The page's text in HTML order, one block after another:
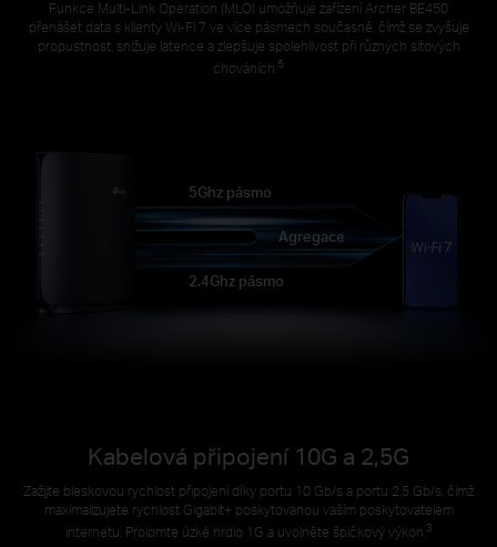
Funkce Multi-Link Operation (MLO) umožňuje zařízení Archer BE450
přenášet data s klienty Wi-Fi 7 ve více pásmech současně, čímž se zvyšuje
propustnost, snižuje latence a zlepšuje spolehlivost při různých síťových
chováních. 5
5Ghz pásmo
2.4Ghz pásmo
Agregace
Kabelová připojení 10G a 2,5G
Zažijte bleskovou rychlost připojení díky portu 10 Gb/s a portu 2,5 Gb/s, čímž
maximalizujete rychlost Gigabit+ poskytovanou vaším poskytovatelem
internetu. Prolomte úzké hrdlo 1G a uvolněte špičkový výkon. 3